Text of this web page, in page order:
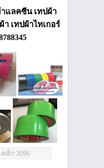
าแลคซีน เทปผ้า
า เทปผ้าไทเกอร์
คลิก:3096